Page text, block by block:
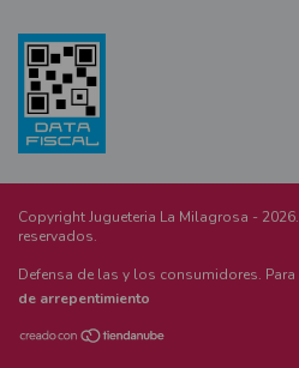
Copyright Jugueteria La Milagrosa -
reservados.
Defensa de las y los consumidores.
de arrepentimiento